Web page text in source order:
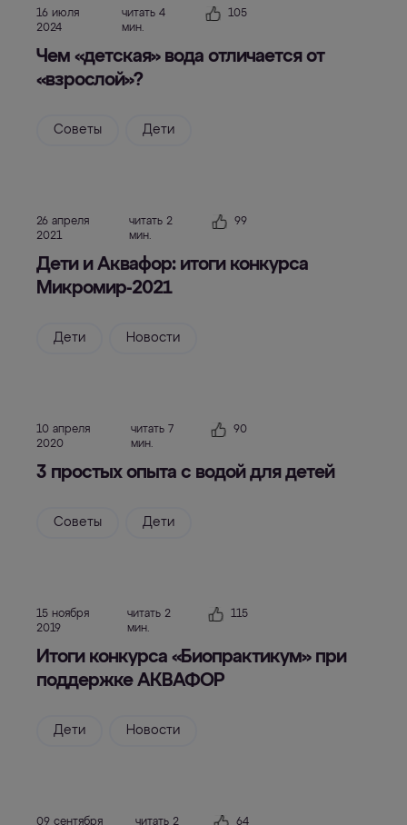
16 июля
2024
читать 4
мин.
105
Чем «детская» вода отличается от
«взрослой»?
Советы Дети
26 апреля
2021
читать 2
мин.
99
Дети и Аквафор: итоги конкурса
Микромир-2021
Дети Новости
10 апреля
2020
читать 7
мин.
90
3 простых опыта с водой для детей
Советы Дети
15 ноября
2019
читать 2
мин.
115
Итоги конкурса «Биопрактикум» при
поддержке АКВАФОР
Дети Новости
09 сентября
читать 2
64